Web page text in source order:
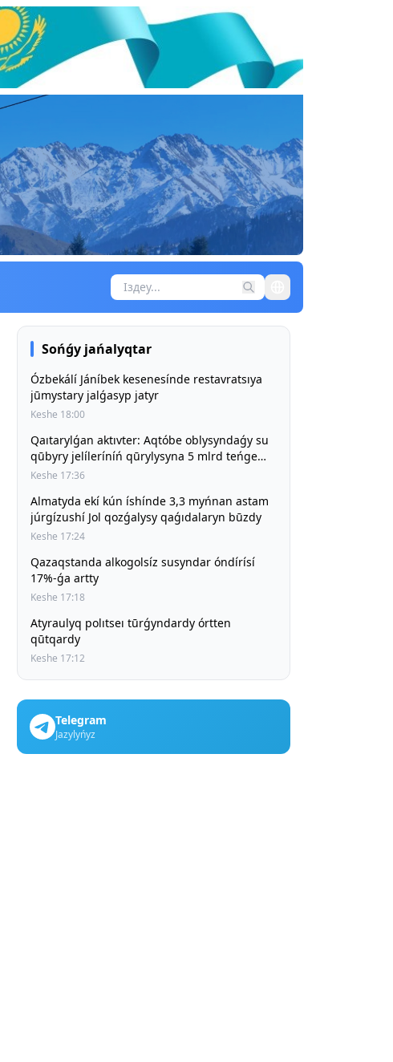
Sońǵy jańalyqtar
Ózbekálí Jáníbek kesenesínde restavratsıya
jūmystary jalǵasyp jatyr
Keshe 18:00
Qaıtarylǵan aktıvter: Aqtóbe oblysyndaǵy su
qūbyry jelíleríníń qūrylysyna 5 mlrd teńge
bólíndí
Keshe 17:36
Almatyda ekí kún íshínde 3,3 myńnan astam
júrgízushí Jol qozǵalysy qaǵıdalaryn būzdy
Keshe 17:24
Qazaqstanda alkogolsíz susyndar óndírísí
17%-ǵa artty
Keshe 17:18
Atyraulyq polıtseı tūrǵyndardy órtten
qūtqardy
Keshe 17:12
Telegram
Jazylyńyz